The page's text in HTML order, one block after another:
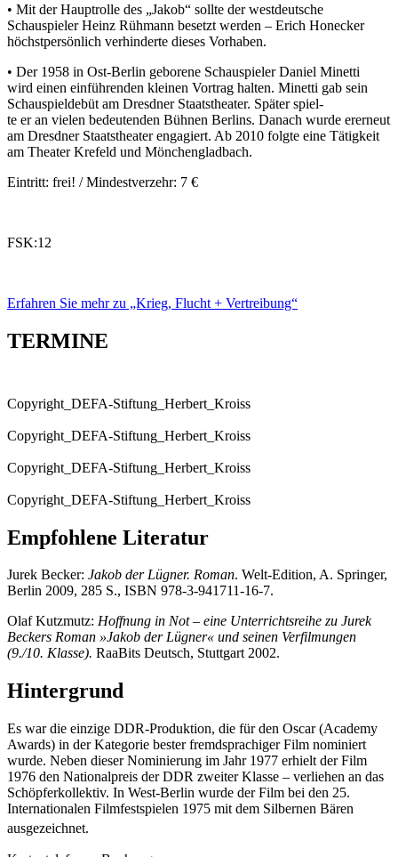
• Mit der Hauptrolle des „Jakob“ sollte der westdeutsche
Schauspieler Heinz Rühmann besetzt werden – Erich Honecker
höchstpersönlich verhinderte dieses Vorhaben.
• Der 1958 in Ost-Berlin geborene Schauspieler Daniel Minetti
wird einen einführenden kleinen Vortrag halten. Minetti gab sein
Schauspieldebüt am Dresdner Staatstheater. Später spiel-
te er an vielen bedeutenden Bühnen Berlins. Danach wurde ererneut
am Dresdner Staatstheater engagiert. Ab 2010 folgte eine Tätigkeit
am Theater Krefeld und Mönchengladbach.
Eintritt: frei! / Mindestverzehr: 7 €
FSK:12
Erfahren Sie mehr zu „Krieg, Flucht + Vertreibung“
TERMINE
Copyright_DEFA-Stiftung_Herbert_Kroiss
Copyright_DEFA-Stiftung_Herbert_Kroiss
Copyright_DEFA-Stiftung_Herbert_Kroiss
Copyright_DEFA-Stiftung_Herbert_Kroiss
Empfohlene Literatur
Jurek Becker: Jakob der Lügner. Roman. Welt-Edition, A. Springer,
Berlin 2009, 285 S., ISBN 978-3-941711-16-7.
Olaf Kutzmutz: Hoffnung in Not – eine Unterrichtsreihe zu Jurek
Beckers Roman »Jakob der Lügner« und seinen Verfilmungen
(9./10. Klasse). RaaBits Deutsch, Stuttgart 2002.
Hintergrund
Es war die einzige DDR-Produktion, die für den Oscar (Academy
Awards) in der Kategorie bester fremdsprachiger Film nominiert
wurde. Neben dieser Nominierung im Jahr 1977 erhielt der Film
1976 den Nationalpreis der DDR zweiter Klasse – verliehen an das
Schöpferkollektiv. In West-Berlin wurde der Film bei den 25.
Internationalen Filmfestspielen 1975 mit dem Silbernen Bären
ausgezeichnet.